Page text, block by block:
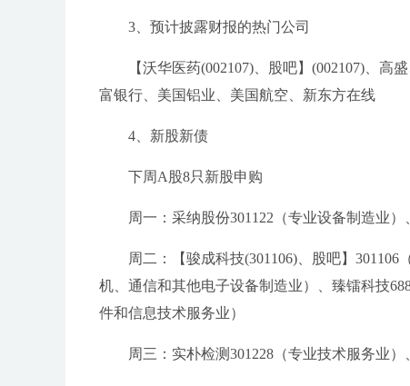
3、预计披露财报的热门公司
【沃华医药(002107)、股吧】(002107)、
富银行、美国铝业、美国航空、新东方在线
4、新股新债
下周A股8只新股申购
周一：采纳股份301122（专业设备制造业
周二：【骏成科技(301106)、股吧】
机、通信和其他电子设备制造业）、臻镭科技
件和信息技术服务业）
周三：实朴检测301228（专业技术服务业）